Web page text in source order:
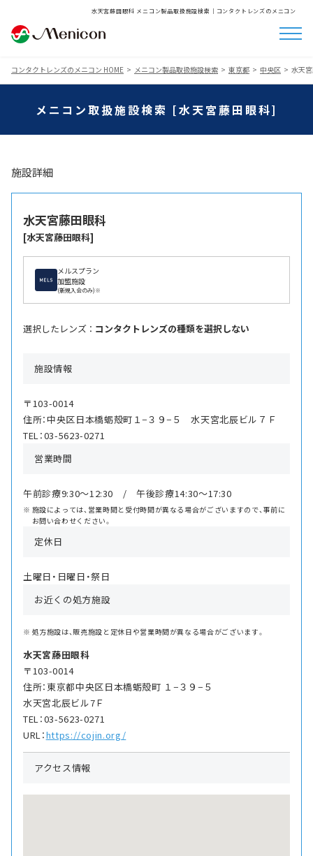
水天宮藤田眼科 メニコン製品取扱施設検索│コンタクトレンズのメニコン
コンタクトレンズのメニコン HOME メニコン製品取扱施設検索 東京都 中央区 水天
メニコン取扱施設検索 [水天宮藤田眼科]
施設詳細
水天宮藤田眼科
[水天宮藤田眼科]
メルスプラン
加盟施設
(新規入会のみ)※
選択したレンズ ： コンタクトレンズの種類を選択しない
施設情報
〒103-0014
住所：中央区日本橋蛎殻町１−３９−５ 水天宮北辰ビル７Ｆ
TEL：03-5623-0271
営業時間
午前診療9:30〜12:30 / 午後診療14:30〜17:30
施設によっては、営業時間と受付時間が異なる場合がございますので、事前に
お問い合わせください。
定休日
土曜日・日曜日・祭日
お近くの処方施設
処方施設は、販売施設と定休日や営業時間が異なる場合がございます。
水天宮藤田眼科
〒103-0014
住所：東京都中央区日本橋蛎殻町 １−３９−５
水天宮北辰ビル7Ｆ
TEL：03-5623-0271
URL：https://cojin.org/
アクセス情報